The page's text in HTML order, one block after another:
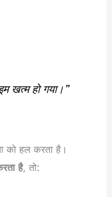
खत्म हो गया।”
को हल करता है।
है, तो: